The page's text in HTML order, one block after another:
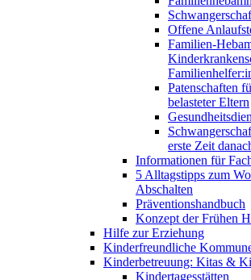
Offene
Familien-
Patenschaften
belasteter Eltern
erste Zeit
Informationen für
5 Alltagstipps zum
Abschalten
Präventionshandbuch
Konzept der Frühen
Hilfe zur Erziehung
Kinderfreundliche
Kinderbetreuung: Kitas &
Kindertagesstätten